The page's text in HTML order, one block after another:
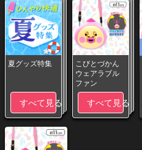
夏グッズ特集
すべて見る
こびとづかん
ウェアラブル
ファン
すべて見る